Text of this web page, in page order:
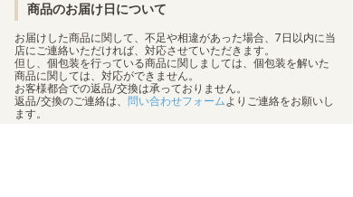
商品のお届け日について
お届けした商品に関して、不足や相違があった場合、7日以内に当
店にご連絡いただければ、対応させていただきます。
但し、個包装を行っている商品に関しましては、個包装を解いた
商品に関しては、対応ができません。
お客様都合での返品/交換は承っておりません。
返品/交換のご連絡は、 問い合わせフォームよりご連絡をお願いし
ます。